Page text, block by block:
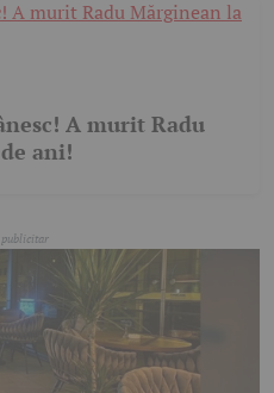
A murit Radu
ani!